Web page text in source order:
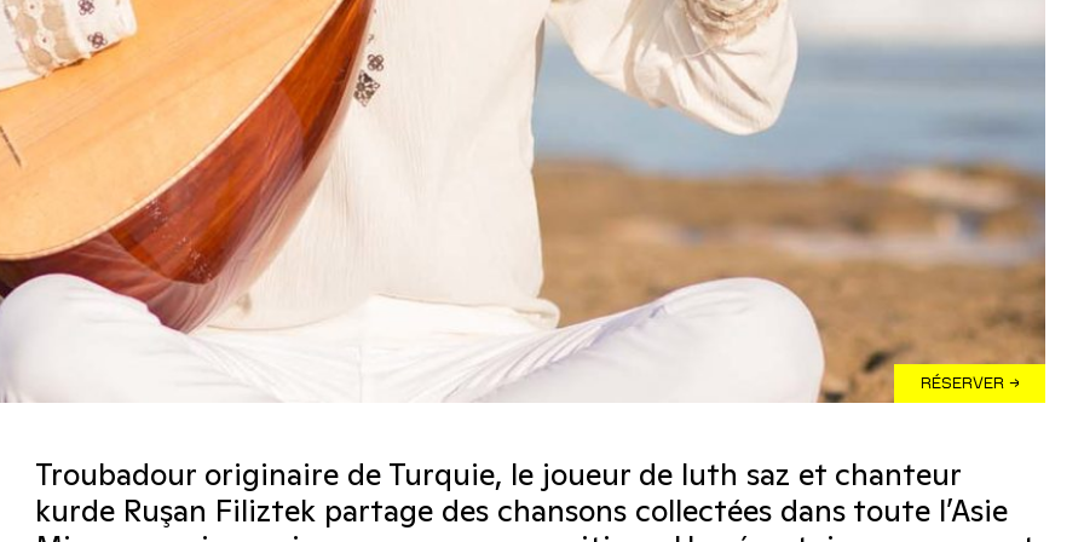
RÉSERVER →
Troubadour originaire de Turquie, le joueur de luth saz et chanteur
kurde Ruşan Filiztek partage des chansons collectées dans toute l’Asie